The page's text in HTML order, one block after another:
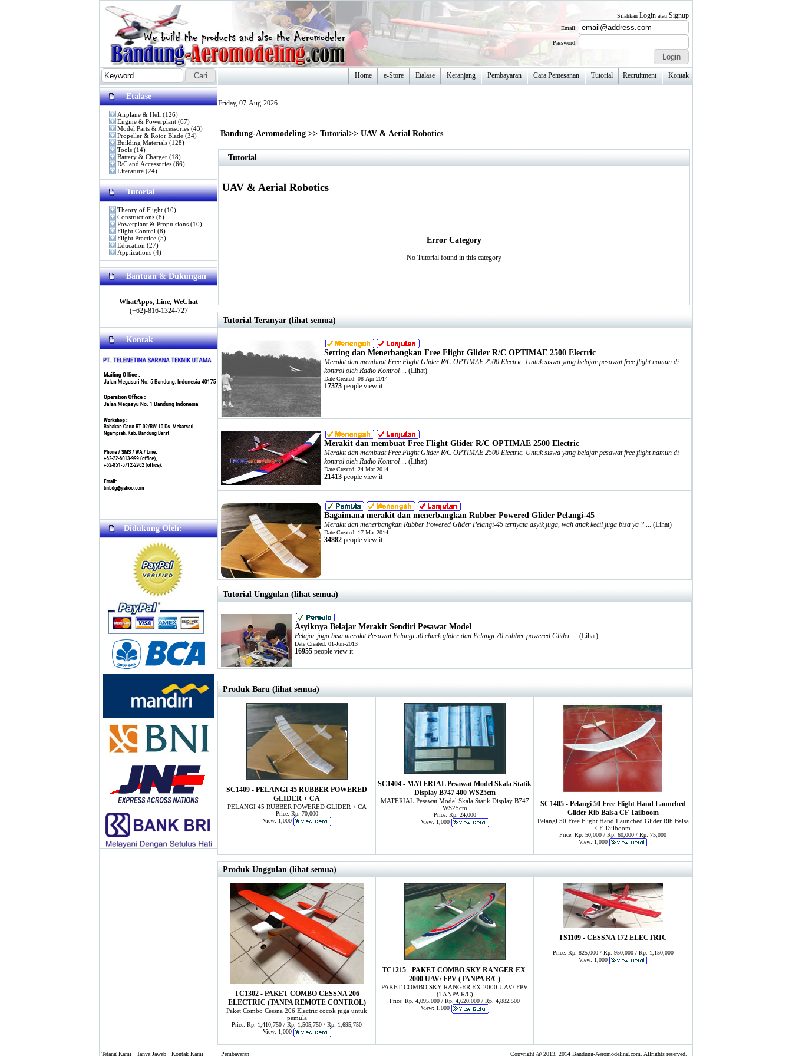
Silahkan Login atau Signup
Email:
Password:
Home e-Store Etalase Keranjang Pembayaran Cara Pemesanan Tutorial Recruitment Kontak
Etalase
Airplane & Heli (126)
Engine & Powerplant (67)
Model Parts & Accessories (43)
Propeller & Rotor Blade (34)
Building Materials (128)
Tools (14)
Battery & Charger (18)
R/C and Accessories (66)
Literature (24)
Tutorial
Theory of Flight (10)
Constructions (8)
Powerplant & Propulsions (10)
Flight Control (8)
Flight Practice (5)
Education (27)
Applications (4)
Bantuan & Dukungan
WhatApps, Line, WeChat
(+62)-816-1324-727
Kontak
Didukung Oleh:
Friday, 07-Aug-2026
Bandung-Aeromodeling >> Tutorial>> UAV & Aerial Robotics
Tutorial
UAV & Aerial Robotics
Error Category
No Tutorial found in this category
Tutorial Teranyar (lihat semua)
Setting dan Menerbangkan Free Flight Glider R/C OPTIMAE 2500 Electric
Merakit dan membuat Free Flight Glider R/C OPTIMAE 2500 Electric. Untuk siswa yang belajar pesawat free flight namun di
kontrol oleh Radio Kontrol ... (Lihat)
Date Created: 08-Apr-2014
17373 people view it
Merakit dan membuat Free Flight Glider R/C OPTIMAE 2500 Electric
Merakit dan membuat Free Flight Glider R/C OPTIMAE 2500 Electric. Untuk siswa yang belajar pesawat free flight namun di
kontrol oleh Radio Kontrol ... (Lihat)
Date Created: 24-Mar-2014
21413 people view it
Bagaimana merakit dan menerbangkan Rubber Powered Glider Pelangi-45
Merakit dan menerbangkan Rubber Powered Glider Pelangi-45 ternyata asyik juga, wah anak kecil juga bisa ya ? ... (Lihat)
Date Created: 17-Mar-2014
34882 people view it
Tutorial Unggulan (lihat semua)
Asyiknya Belajar Merakit Sendiri Pesawat Model
Pelajar juga bisa merakit Pesawat Pelangi 50 chuck glider dan Pelangi 70 rubber powered Glider ... (Lihat)
Date Created: 01-Jun-2013
16955 people view it
Produk Baru (lihat semua)
SC1409 - PELANGI 45 RUBBER POWERED
GLIDER + CA
PELANGI 45 RUBBER POWERED GLIDER + CA
Price: Rp. 70,000
View: 1,000
SC1404 - MATERIAL Pesawat Model Skala Statik
Display B747 400 WS25cm
MATERIAL Pesawat Model Skala Statik Display B747
WS25cm
Price: Rp. 24,000
View: 1,000
SC1405 - Pelangi 50 Free Flight Hand Launched
Glider Rib Balsa CF Tailboom
Pelangi 50 Free Flight Hand Launched Glider Rib Balsa
CF Tailboom
Price: Rp. 50,000 / Rp. 60,000 / Rp. 75,000
View: 1,000
Produk Unggulan (lihat semua)
TC1302 - PAKET COMBO CESSNA 206
ELECTRIC (TANPA REMOTE CONTROL)
Paket Combo Cessna 206 Electric cocok juga untuk
pemula
Price: Rp. 1,410,750 / Rp. 1,505,750 / Rp. 1,695,750
View: 1,000
TC1215 - PAKET COMBO SKY RANGER EX-
2000 UAV/ FPV (TANPA R/C)
PAKET COMBO SKY RANGER EX-2000 UAV/ FPV
(TANPA R/C)
Price: Rp. 4,095,000 / Rp. 4,620,000 / Rp. 4,882,500
View: 1,000
TS1109 - CESSNA 172 ELECTRIC
Price: Rp. 825,000 / Rp. 950,000 / Rp. 1,150,000
View: 1,000
Tetang Kami Tanya Jawab Kontak Kami Pembayaran Copyright @ 2013, 2014 Bandung-Aeromodeling.com. Allrights reserved.